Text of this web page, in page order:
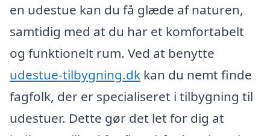
en udestue kan du få glæde af naturen,
samtidig med at du har et komfortabelt
og funktionelt rum. Ved at benytte
udestue-tilbygning.dk kan du nemt finde
fagfolk, der er specialiseret i tilbygning til
udestuer. Dette gør det let for dig at